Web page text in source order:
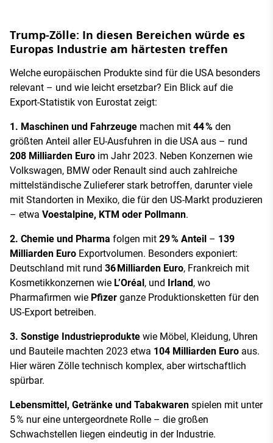
Trump-Zölle: In diesen Bereichen würde es
Europas Industrie am härtesten treffen
Welche europäischen Produkte sind für die USA besonders
relevant – und wie leicht ersetzbar? Ein Blick auf die
Export-Statistik von Eurostat zeigt:
1. Maschinen und Fahrzeuge machen mit 44 % den
größten Anteil aller EU-Ausfuhren in die USA aus – rund
208 Milliarden Euro im Jahr 2023. Neben Konzernen wie
Volkswagen, BMW oder Renault sind auch zahlreiche
mittelständische Zulieferer stark betroffen, darunter viele
mit Standorten in Mexiko, die für den US-Markt produzieren
– etwa Voestalpine, KTM oder Pollmann.
2. Chemie und Pharma folgen mit 29 % Anteil – 139
Milliarden Euro Exportvolumen. Besonders exponiert:
Deutschland mit rund 36 Milliarden Euro, Frankreich mit
Kosmetikkonzernen wie L’Oréal, und Irland, wo
Pharmafirmen wie Pfizer ganze Produktionsketten für den
US-Export betreiben.
3. Sonstige Industrieprodukte wie Möbel, Kleidung, Uhren
und Bauteile machten 2023 etwa 104 Milliarden Euro aus.
Hier wären Zölle technisch komplex, aber wirtschaftlich
spürbar.
Lebensmittel, Getränke und Tabakwaren spielen mit unter
5 % nur eine untergeordnete Rolle – die großen
Schwachstellen liegen eindeutig in der Industrie.